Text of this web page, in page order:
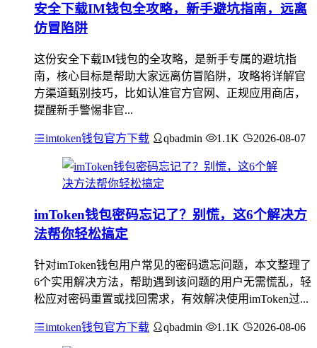
安全下载IM钱包全攻略，新手避坑指南，远离
仿冒陷阱
这份安全下载IM钱包的全攻略，是新手专属的避坑指
南，核心目标是帮助大家远离仿冒陷阱，攻略将详解官
方渠道甄别技巧，比如认准官方官网、正规应用商店，
提醒新手警惕非官...
imtoken钱包官方下载 qbadmin 1.1K 2026-08-07
imToken钱包密码忘记了？别慌，这6个解决方
法帮你轻松搞定
针对imToken钱包用户常见的密码遗忘问题，本文整理了
6个实用解决方法，帮助遇到该问题的用户无需慌乱，轻
松应对密码重置或找回需求，有效解决使用imToken过...
imtoken钱包官方下载 qbadmin 1.1K 2026-08-06